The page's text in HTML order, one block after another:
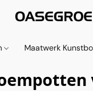
Maatwerk